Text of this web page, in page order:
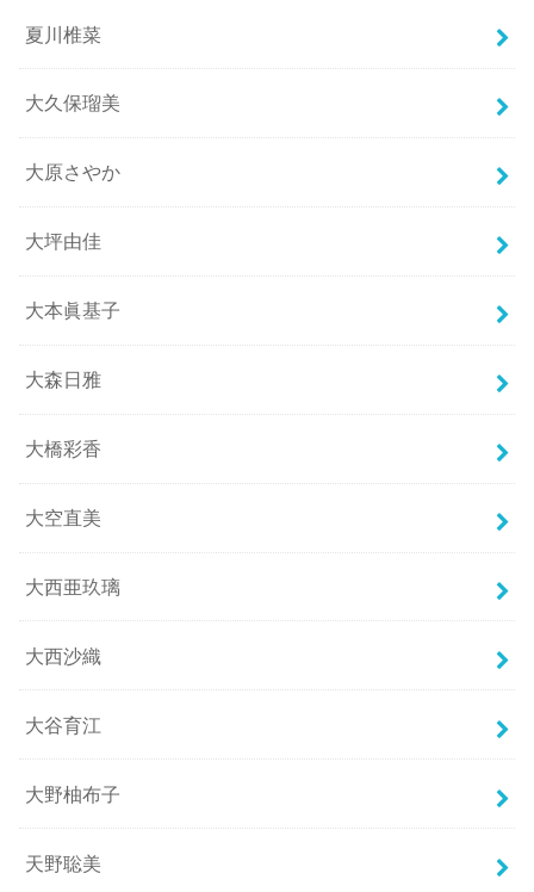
夏川椎菜
大久保瑠美
大原さやか
大坪由佳
大本眞基子
大森日雅
大橋彩香
大空直美
大西亜玖璃
大西沙織
大谷育江
大野柚布子
天野聡美